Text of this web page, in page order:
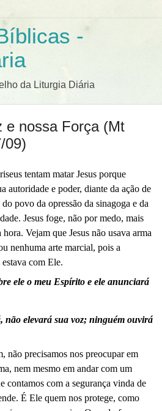
-
da Liturgia Diária
e nossa Força (Mt
09)
tentam matar Jesus porque
autoridade e poder, diante da ação de
povo da opressão da sinagoga e da
Jesus foge, não por medo, mais
Vejam que Jesus não usava arma
nenhuma arte marcial, pois a
com Ele.
ele o meu Espírito e ele anunciará
não elevará sua voz; ninguém ouvirá
não precisamos nos preocupar em
nem mesmo em andar com um
contamos com a segurança vinda de
É Ele quem nos protege, como